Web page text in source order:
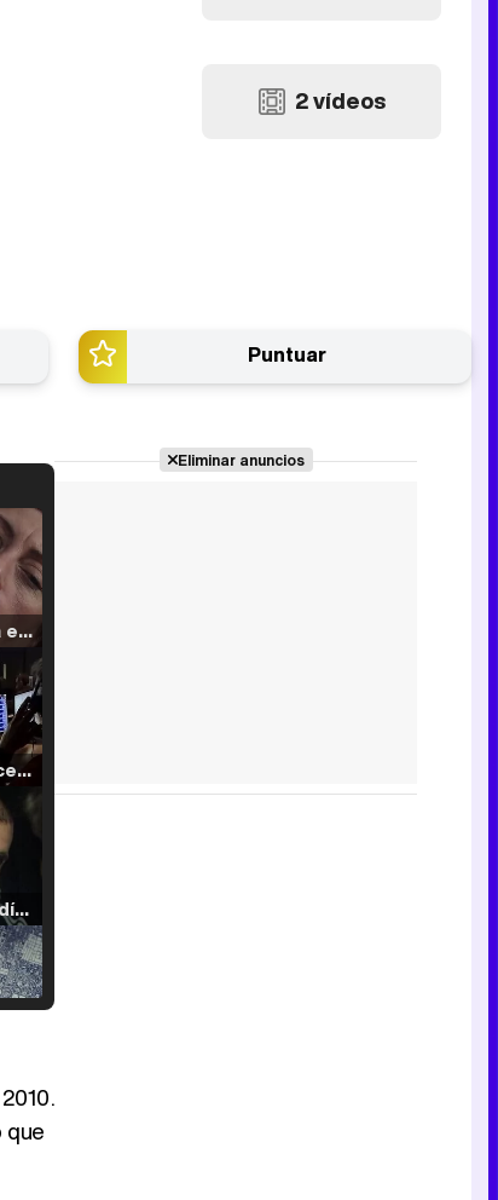
2 vídeos
Puntuar
Filmin estrena el tráiler de 'Millennial Mal', su nueva comedia universitaria de la mano de Lorena Iglesias
'120 Minutos' celebra sus 2.000 programas en Telemadrid con un vídeo del día a día en la redacción
Tráiler de '33 días', la nueva serie de Atresplayer con Julián Villagrán y José Manuel Poga
que
Eliminar anuncios